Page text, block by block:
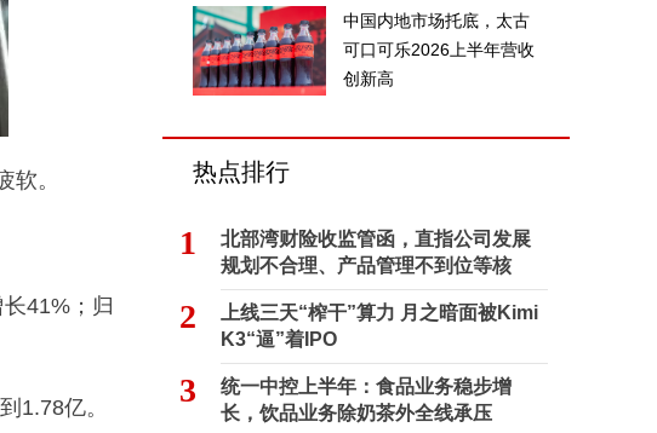
软。
41%；归
1.78亿。
中国内地市场托底，太古
可口可乐2026上半年营收
创新高
热点排行
1
北部湾财险收监管函，直指公司发展
规划不合理、产品管理不到位等核
心“痛点”
2
上线三天“榨干”算力 月之暗面被Kimi
K3“逼”着IPO
3
统一中控上半年：食品业务稳步增
长，饮品业务除奶茶外全线承压